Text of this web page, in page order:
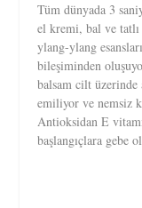
Tüm dünyada 3
el kremi, bal ve
ylang-ylang
bileşiminden
balsam cilt üzerinde
emiliyor ve nemsiz
Antioksidan E
başlangıçlara gebe